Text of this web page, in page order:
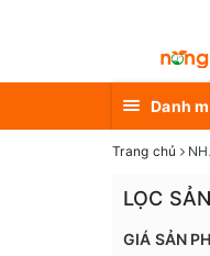
Danh
Trang chủ
LỌC
GIÁ SẢN